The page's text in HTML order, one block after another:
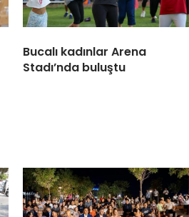
Bucalı kadınlar Arena
Stadı’nda buluştu